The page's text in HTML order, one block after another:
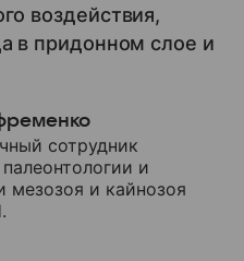
воздействия,
в придонном слое и
сотрудник
и
мезозоя и кайнозоя